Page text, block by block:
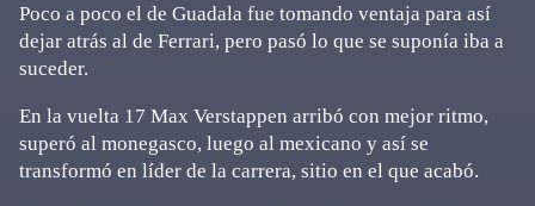
Poco a poco el de Guadala fue tomando ventaja para así
dejar atrás al de Ferrari, pero pasó lo que se suponía iba a
suceder.
En la vuelta 17 Max Verstappen arribó con mejor ritmo,
superó al monegasco, luego al mexicano y así se
transformó en líder de la carrera, sitio en el que acabó.